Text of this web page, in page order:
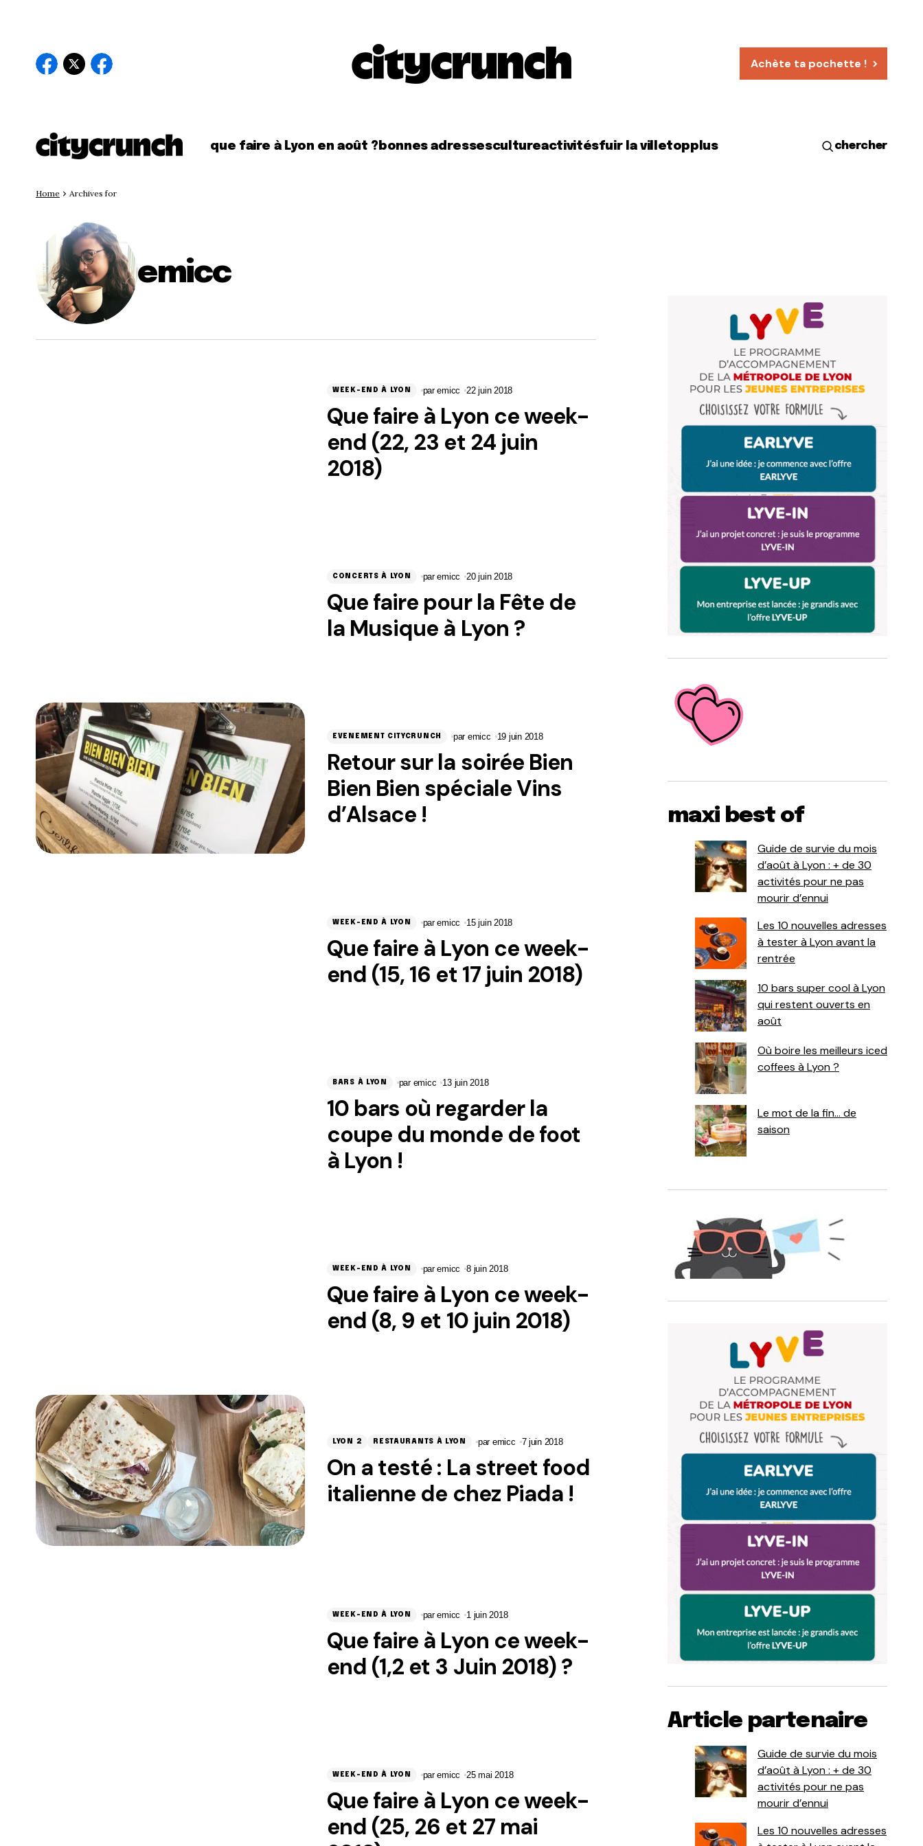
Achète ta pochette !
que faire à Lyon en août ? bonnes adressescultureactivitésfuir la villetopplus chercher
Home Archives for
emicc
WEEK-END À LYON par emicc 22 juin 2018
Que faire à Lyon ce week-
end (22, 23 et 24 juin
2018)
CONCERTS À LYON par emicc 20 juin 2018
Que faire pour la Fête de
la Musique à Lyon ?
EVENEMENT CITYCRUNCH par emicc 19 juin 2018
Retour sur la soirée Bien
Bien Bien spéciale Vins
d’Alsace !
WEEK-END À LYON par emicc 15 juin 2018
Que faire à Lyon ce week-
end (15, 16 et 17 juin 2018)
BARS À LYON par emicc 13 juin 2018
10 bars où regarder la
coupe du monde de foot
à Lyon !
WEEK-END À LYON par emicc 8 juin 2018
Que faire à Lyon ce week-
end (8, 9 et 10 juin 2018)
LYON 2 RESTAURANTS À LYON par emicc 7 juin 2018
On a testé : La street food
italienne de chez Piada !
WEEK-END À LYON par emicc 1 juin 2018
Que faire à Lyon ce week-
end (1,2 et 3 Juin 2018) ?
WEEK-END À LYON par emicc 25 mai 2018
Que faire à Lyon ce week-
end (25, 26 et 27 mai
maxi best of
Guide de survie du mois
d’août à Lyon : + de 30
activités pour ne pas
mourir d’ennui
Les 10 nouvelles adresses
à tester à Lyon avant la
rentrée
10 bars super cool à Lyon
qui restent ouverts en
août
Où boire les meilleurs iced
coffees à Lyon ?
Le mot de la fin… de
saison
Article partenaire
Guide de survie du mois
d’août à Lyon : + de 30
activités pour ne pas
mourir d’ennui
Les 10 nouvelles adresses